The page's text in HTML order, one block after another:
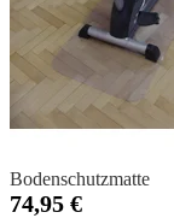
Bodenschutzmatte
74,95 €